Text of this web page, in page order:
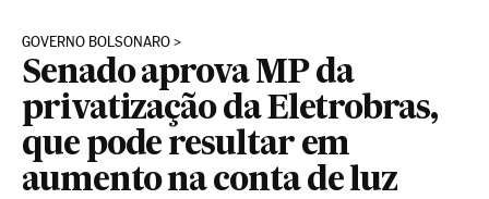
GOVERNO BOLSONARO
Senado aprova MP da
privatização da Eletrobras,
que pode resultar em
aumento na conta de luz